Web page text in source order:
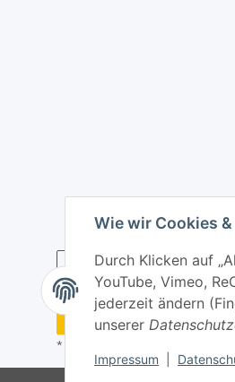
Wie wir Cookies
Durch Klicken auf
YouTube, Vimeo,
jederzeit ändern
unserer
Impressum
Widerrufsbutton
* Alle Preise inkl. gesetzlicher USt.,